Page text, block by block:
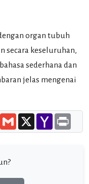
organ tubuh
secara keseluruhan,
sederhana dan
jelas mengenai
Messenger
Gmail X
Yahoo
Mail